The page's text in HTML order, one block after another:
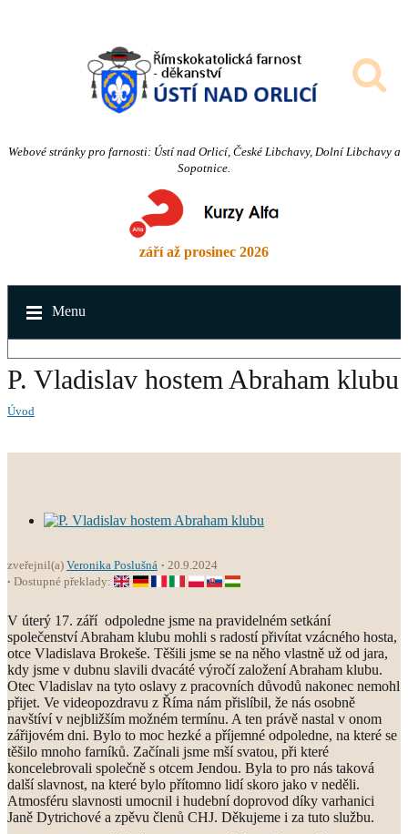
Webové stránky pro farnosti: Ústí nad Orlicí, České Libchavy, Dolní Libchavy a
Sopotnice.
září až prosinec 2026
Menu
P. Vladislav hostem Abraham klubu
Úvod
zveřejnil(a) Veronika Poslušná
20.9.2024
Dostupné překlady:
V úterý 17. září odpoledne jsme na pravidelném setkání
společenství Abraham klubu mohli s radostí přivítat vzácného hosta,
otce Vladislava Brokeše. Těšili jsme se na něho vlastně už od jara,
kdy jsme v dubnu slavili dvacáté výročí založení Abraham klubu.
Otec Vladislav na tyto oslavy z pracovních důvodů nakonec nemohl
přijet. Ve videopozdravu z Říma nám přislíbil, že nás osobně
navštíví v nejbližším možném termínu. A ten právě nastal v onom
zářijovém dni. Bylo to moc hezké a příjemné odpoledne, na které se
těšilo mnoho farníků. Začínali jsme mší svatou, při které
koncelebrovali společně s otcem Jendou. Byla to pro nás taková
další slavnost, na které bylo přítomno lidí skoro jako v neděli.
Atmosféru slavnosti umocnil i hudební doprovod díky varhanici
Janě Dytrichové a zpěvu členů CHJ. Děkujeme i za tuto službu.